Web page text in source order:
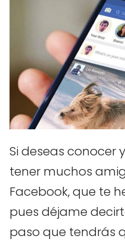
Si deseas conocer
tener muchos
Facebook, que te
pues déjame
paso que tendrás